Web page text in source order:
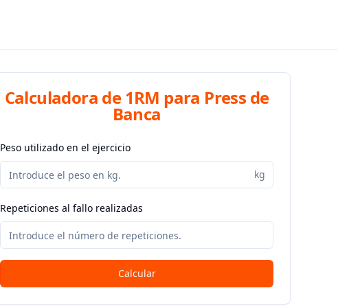
Calculadora de 1RM para Press de
Banca
Peso utilizado en el ejercicio
kg
Repeticiones al fallo realizadas
Calcular